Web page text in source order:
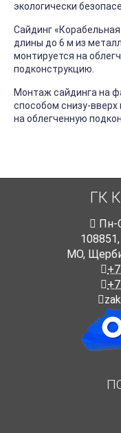
экологически
Сайдинг
длины до 6 м из
монтируется на
подконструкцию.
Монтаж сайдинга на
способом снизу-
на облегченную
ГК
Пн-
108851,
МО,